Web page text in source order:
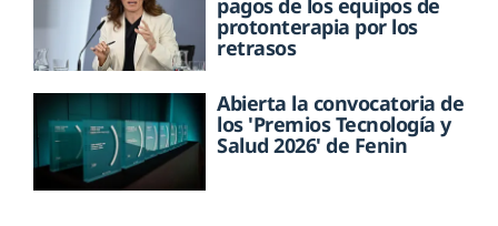
pagos de los equipos de
protonterapia por los
retrasos
Abierta la convocatoria de
los 'Premios Tecnología y
Salud 2026' de Fenin